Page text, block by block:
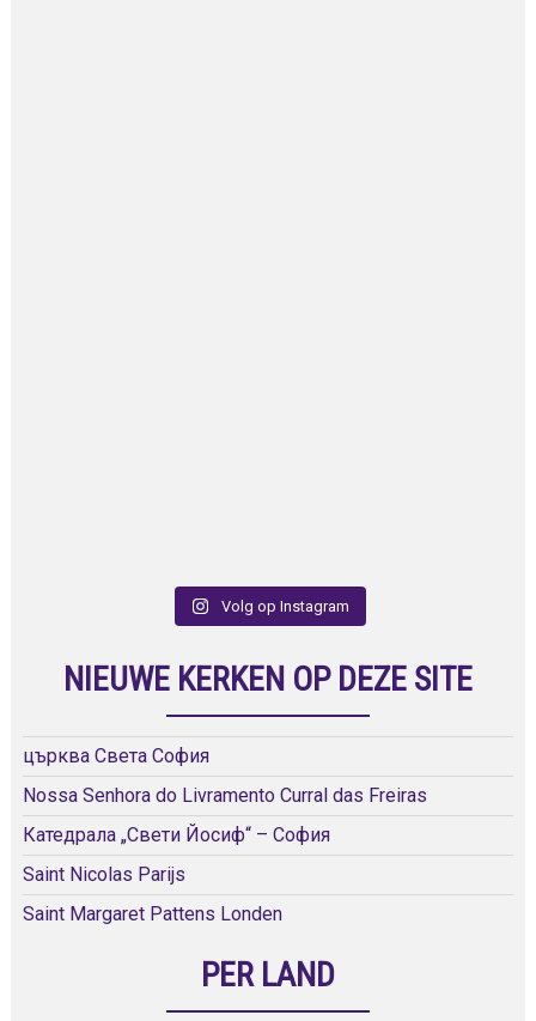
Volg op Instagram
NIEUWE KERKEN OP DEZE SITE
църква Света София
Nossa Senhora do Livramento Curral das Freiras
Катедрала „Свети Йосиф“ – София
Saint Nicolas Parijs
Saint Margaret Pattens Londen
PER LAND